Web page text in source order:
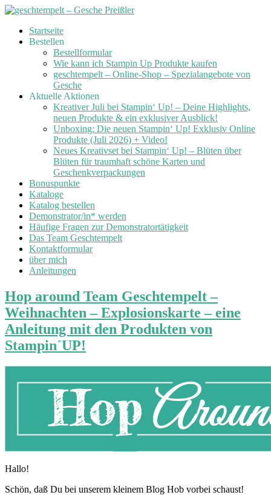
Skip
Startseite
Bestellen
Bestellformular
Wie kann ich Stampin Up Produkte kaufen
geschtempelt – Online-Shop – Spezialangebote von
Gesche
Aktuelle Aktionen
Kreativer Juli bei Stampin‘ Up! – Deine Highlights,
neuen Produkte & ein exklusiver Ausblick!
Unboxing: Die neuen Stampin‘ Up! Exklusiv Online
Produkte (Juli 2026) + Video!
Neues Kreativset bei Stampin‘ Up! – Blüten über
Blüten für traumhaft schöne Karten und
Geschenkverpackungen
Bonuspunkte
Kataloge
Katalog bestellen
Demonstrator/in* werden
Häufige Fragen zur Demonstratortätigkeit
Das Team Geschtempelt
Kontaktformular
über mich
Anleitungen
Hop around Team Geschtempelt –
Weihnachten – Explosionskarte – eine
Anleitung mit den Produkten von
Stampin´UP!
Hallo!
Schön, daß Du bei unserem kleinem Blog Hob vorbei schaust!